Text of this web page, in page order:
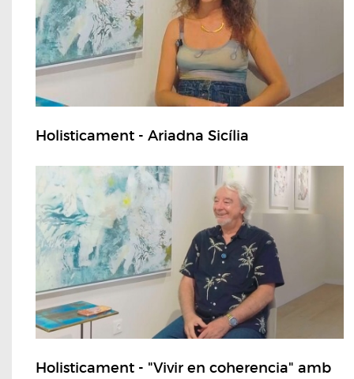
Holisticament - Ariadna Sicília
Holisticament - "Vivir en coherencia" amb